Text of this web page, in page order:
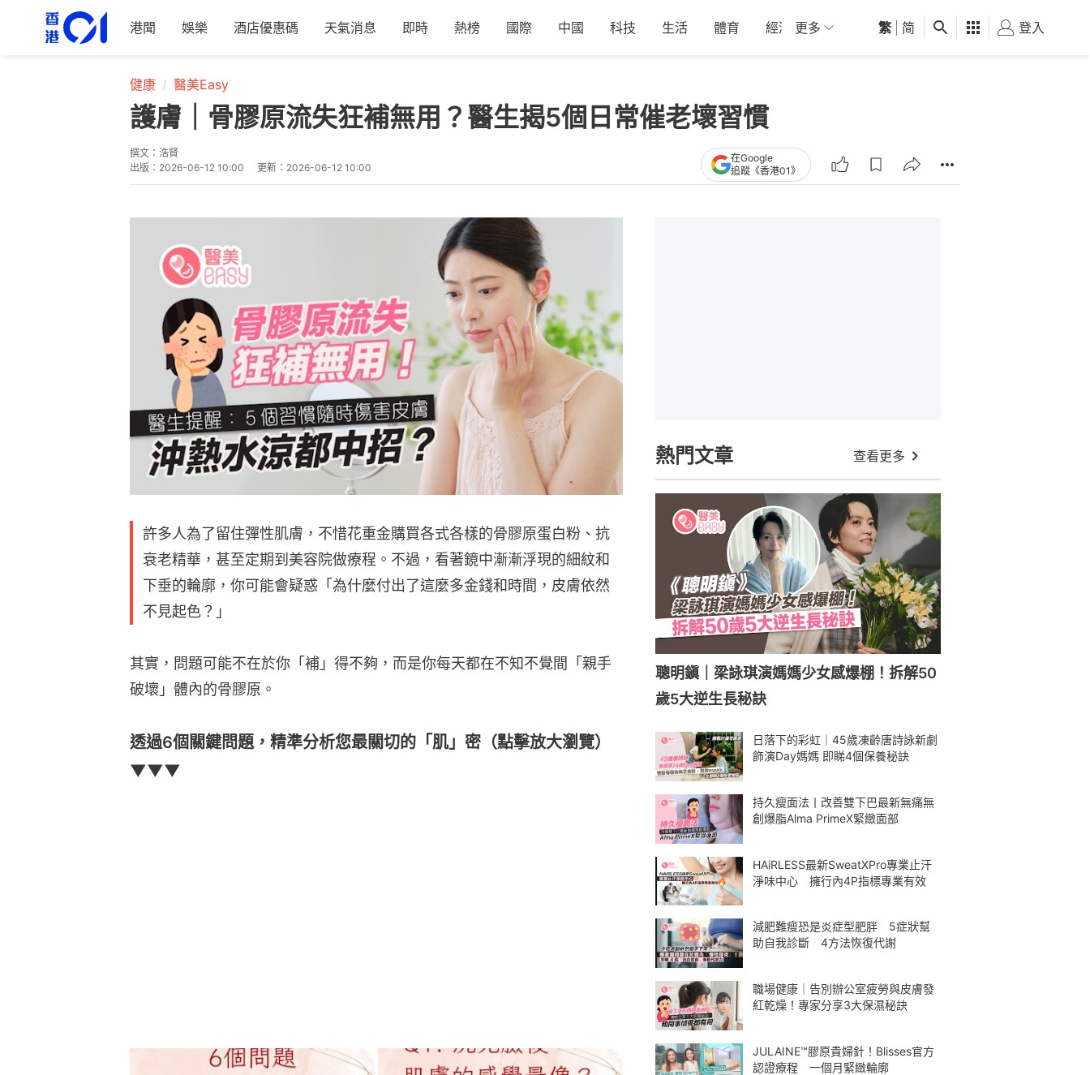
港聞 娛樂 酒店優惠碼 天氣消息 即時 熱榜 國際 中國 科技 生活 體育 經濟 01深圳 觀點 健康 好食玩飛
更多 繁 简 登入
健康 醫美Easy
護膚｜骨膠原流失狂補無用？醫生揭5個日常催老壞習慣
撰文： 浩賢
出版： 2026-06-12 10:00 更新： 2026-06-12 10:00
在Google
追蹤《香港01》
許多人為了留住彈性肌膚，不惜花重金購買各式各樣的骨膠原蛋白粉、抗
衰老精華，甚至定期到美容院做療程。不過，看著鏡中漸漸浮現的細紋和
下垂的輪廓，你可能會疑惑「為什麼付出了這麼多金錢和時間，皮膚依然
不見起色？」
其實，問題可能不在於你「補」得不夠，而是你每天都在不知不覺間「親手
破壞」體內的骨膠原。
透過6個關鍵問題，精準分析您最關切的「肌」密（點擊放大瀏覽）
▼▼▼
熱門文章 查看更多
聰明鎭｜梁詠琪演媽媽少女感爆棚！拆解50
歲5大逆生長秘訣
日落下的彩虹｜45歲凍齡唐詩詠新劇
飾演Day媽媽 即睇4個保養秘訣
持久瘦面法丨改善雙下巴最新無痛無
創爆脂Alma PrimeX緊緻面部
HAiRLESS最新SweatXPro專業止汗
淨味中心 擁行內4P指標專業有效
減肥難瘦恐是炎症型肥胖 5症狀幫
助自我診斷 4方法恢復代謝
職場健康｜告別辦公室疲勞與皮膚發
紅乾燥！專家分享3大保濕秘訣
JULAINE™膠原貴婦針！Blisses官方
認證療程 一個月緊緻輪廓